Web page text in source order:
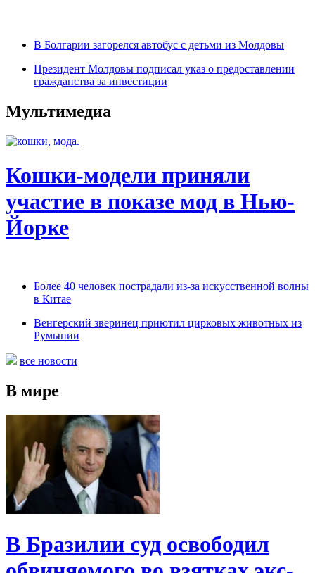
В Болгарии загорелся автобус с детьми из Молдовы
Президент Молдовы подписал указ о предоставлении
гражданства за инвестиции
Мультимедиа
Кошки-модели приняли
участие в показе мод в Нью-
Йорке
Более 40 человек пострадали из-за искусственной волны
в Китае
Венгерский зверинец приютил цирковых животных из
Румынии
все новости
В мире
В Бразилии суд освободил